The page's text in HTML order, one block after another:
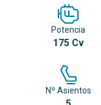
Potencia
175 Cv
Nº Asientos